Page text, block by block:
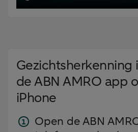
Gezichtsherkenning
de ABN AMRO app
iPhone
Open de ABN